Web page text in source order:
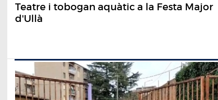
Teatre i tobogan aquàtic a la Festa Major
d'Ullà